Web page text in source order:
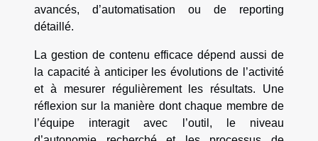
avancés, d’automatisation ou de reporting
détaillé.
La gestion de contenu efficace dépend aussi de
la capacité à anticiper les évolutions de l’activité
et à mesurer régulièrement les résultats. Une
réflexion sur la manière dont chaque membre de
l’équipe interagit avec l’outil, le niveau